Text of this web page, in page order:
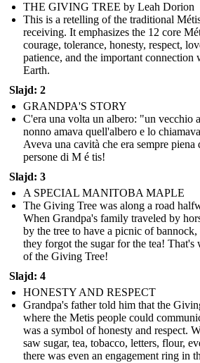
THE GIVING TREE by Leah Dorion
This is a retelling of the traditional
receiving. It emphasizes the 12 core
courage, tolerance, honesty, respect,
patience, and the important
Earth.
Slajd: 2
GRANDPA'S STORY
C'era una volta un albero: "un
nonno amava quell'albero e lo
Aveva una cavità che era sempre
persone di M é tis!
Slajd: 3
A SPECIAL MANITOBA MAPLE
The Giving Tree was along a road
When Grandpa's family traveled by
by the tree to have a picnic of
they forgot the sugar for the tea! That's
of the Giving Tree!
Slajd: 4
HONESTY AND RESPECT
Grandpa's father told him that the
where the Metis people could
was a symbol of honesty and respect.
saw sugar, tea, tobacco, letters, flour,
there was even an engagement ring in